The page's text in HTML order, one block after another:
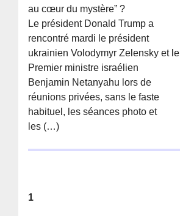
au cœur du mystère” ?
Le président Donald Trump a
rencontré mardi le président
ukrainien Volodymyr Zelensky et le
Premier ministre israélien
Benjamin Netanyahu lors de
réunions privées, sans le faste
habituel, les séances photo et
les (…)
1